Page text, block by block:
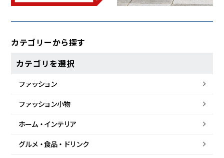
カテゴリーから探す
カテゴリを選択
ファッション
ファッション小物
ホーム・ インテリア
グルメ・食品・ ドリンク